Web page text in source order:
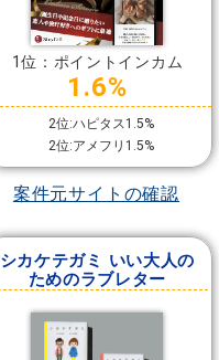
1位：ポイントインカム
1.6%
2位:ハピタス1.5%
2位:アメフリ1.5%
案件元サイトの確認
シカケテガミ いい大人の
ためのラブレター